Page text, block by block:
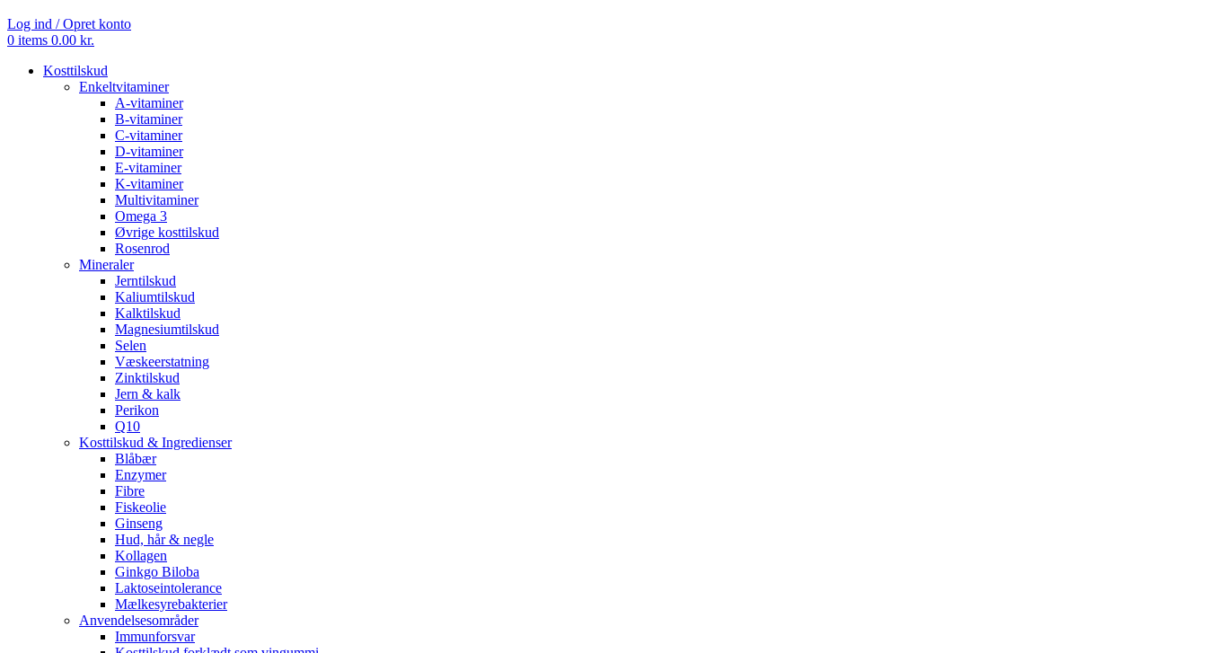
Log ind / Opret konto
0 items 0.00 kr.
Kosttilskud
Enkeltvitaminer
A-vitaminer
B-vitaminer
C-vitaminer
D-vitaminer
E-vitaminer
K-vitaminer
Multivitaminer
Omega 3
Øvrige kosttilskud
Rosenrod
Mineraler
Jerntilskud
Kaliumtilskud
Kalktilskud
Magnesiumtilskud
Selen
Væskeerstatning
Zinktilskud
Jern & kalk
Perikon
Q10
Kosttilskud & Ingredienser
Blåbær
Enzymer
Fibre
Fiskeolie
Ginseng
Hud, hår & negle
Kollagen
Ginkgo Biloba
Laktoseintolerance
Mælkesyrebakterier
Anvendelsesområder
Immunforsvar